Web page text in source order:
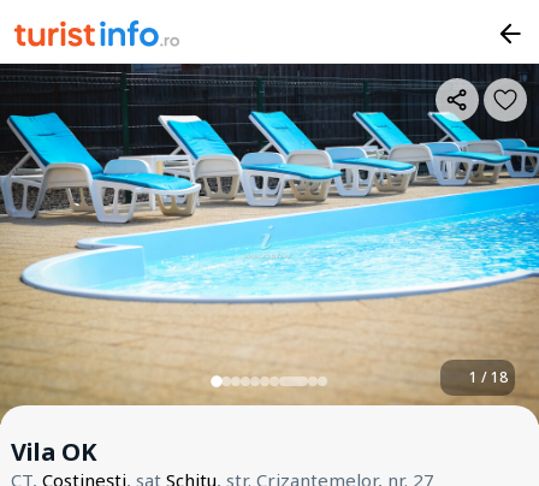
1 / 18
Vila OK
CT, Costinești, sat Schitu, str. Crizantemelor, nr. 27